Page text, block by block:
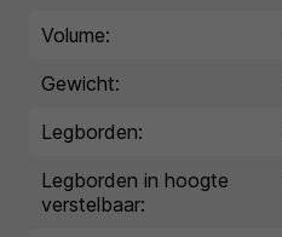
Volume:
Gewicht:
Legborden:
Legborden in hoogte
verstelbaar: